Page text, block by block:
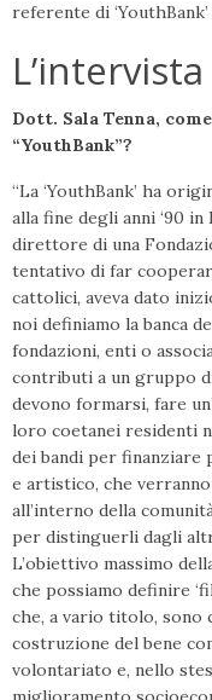
referente di
L’intervista
Dott. Sala Tenna,
“YouthBank”?
“La ‘YouthBank’ ha
alla fine degli anni ‘90
direttore di una
tentativo di far
cattolici, aveva dato
noi definiamo la banca
fondazioni, enti o
contributi a un gruppo di
devono formarsi, fare
loro coetanei residenti
dei bandi per
e artistico, che
all’interno della
per distinguerli dagli
L’obiettivo massimo
che possiamo definire
che, a vario titolo, sono
costruzione del bene
volontariato e, nello